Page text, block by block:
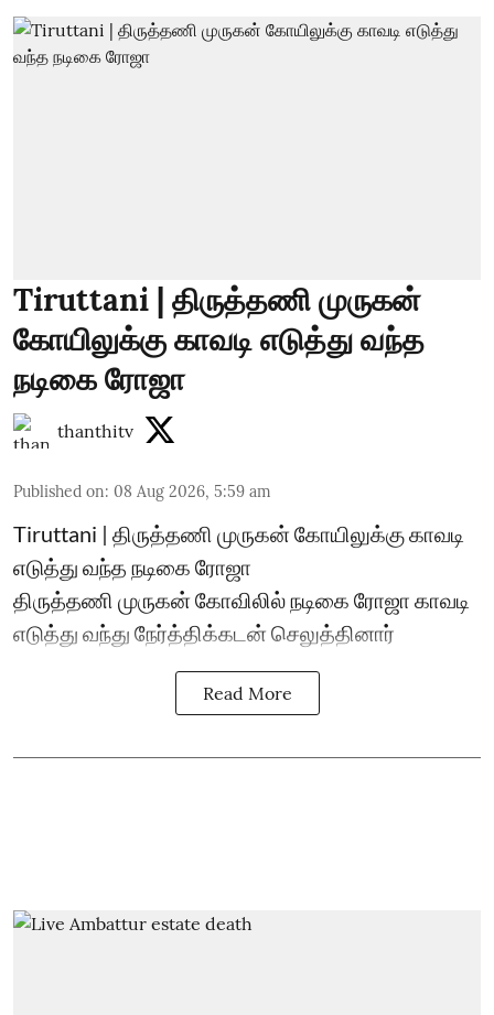
Tiruttani | திருத்தணி முருகன்
கோயிலுக்கு காவடி எடுத்து வந்த
நடிகை ரோஜா
thanthitv
Published on: 08 Aug 2026, 5:59 am
Tiruttani | திருத்தணி முருகன் கோயிலுக்கு காவடி
எடுத்து வந்த நடிகை ரோஜா
திருத்தணி முருகன் கோவிலில் நடிகை ரோஜா காவடி
எடுத்து வந்து நேர்த்திக்கடன் செலுத்தினார்
Read More